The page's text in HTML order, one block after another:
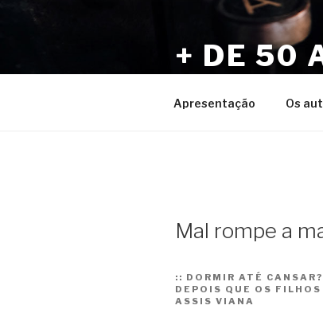
Pular
+ DE 50
Apresentação Os
Mal rompe a
:: DORMIR ATÉ
DEPOIS QUE OS
ASSIS VIANA